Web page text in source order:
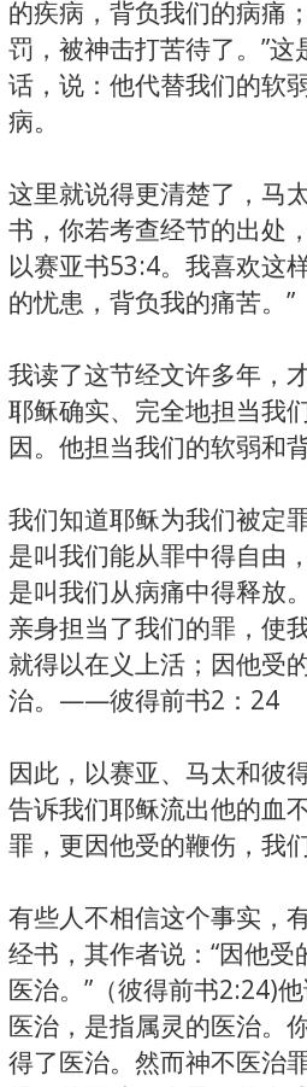
的疾病，背负我们的病痛
罚，被神击打苦待了。”
话，说：他代替我们的软
病。
这里就说得更清楚了，马
书，你若考查经节的出处
以赛亚书53:4。我喜欢这
的忧患，背负我的痛苦。”
我读了这节经文许多年，
耶稣确实、完全地担当我
因。他担当我们的软弱和
我们知道耶稣为我们被定
是叫我们能从罪中得自由
是叫我们从病痛中得释放
亲身担当了我们的罪，使
就得以在义上活；因他受
治。——彼得前书2：24
因此，以赛亚、马太和
告诉我们耶稣流出他的血
罪，更因他受的鞭伤，我
有些人不相信这个事实，
经书，其作者说：“因他受
医治。”（彼得前书2:24)
医治，是指属灵的医治。
得了医治。然而神不医治